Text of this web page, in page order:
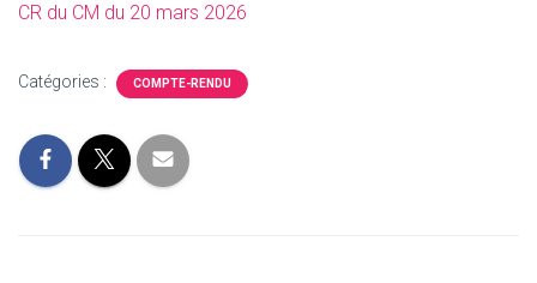
CR du CM du 20 mars 2026
Catégories : COMPTE-RENDU